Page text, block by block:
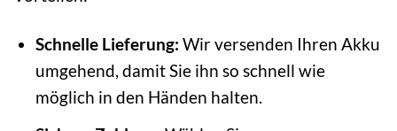
Schnelle Lieferung: Wir versenden Ihren Akku
umgehend, damit Sie ihn so schnell wie
möglich in den Händen halten.